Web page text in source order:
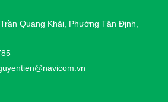
Quang Khải, Phường Tân Định,